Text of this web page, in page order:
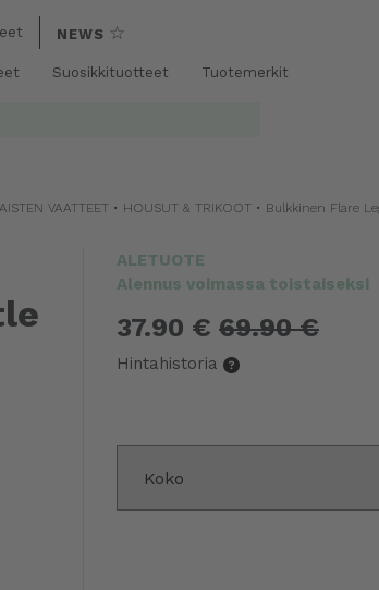
NEWS ☆
Suosikkituotteet Tuotemerkit
VAATTEET • HOUSUT & TRIKOOT • Bulkkinen Flare
ALETUOTE
Alennus voimassa toistaiseksi
37.90 € 69.90 €
Hintahistoria